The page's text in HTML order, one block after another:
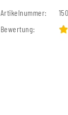
Artikelnummer:
Bewertung: